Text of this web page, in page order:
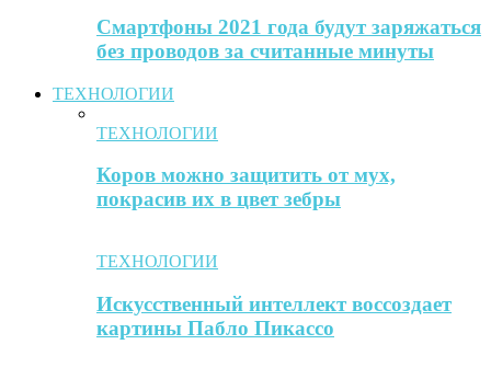
Смартфоны 2021 года будут заряжаться
без проводов за считанные минуты
ТЕХНОЛОГИИ
ТЕХНОЛОГИИ
Коров можно защитить от мух,
покрасив их в цвет зебры
ТЕХНОЛОГИИ
Искусственный интеллект воссоздает
картины Пабло Пикассо